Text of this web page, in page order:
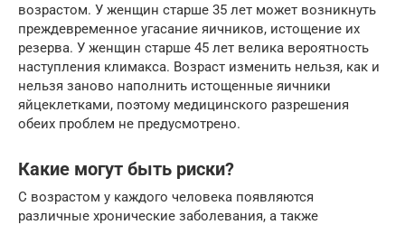
возрастом. У женщин старше 35 лет может возникнуть
преждевременное угасание яичников, истощение их
резерва. У женщин старше 45 лет велика вероятность
наступления климакса. Возраст изменить нельзя, как и
нельзя заново наполнить истощенные яичники
яйцеклетками, поэтому медицинского разрешения
обеих проблем не предусмотрено.
Какие могут быть риски?
С возрастом у каждого человека появляются
различные хронические заболевания, а также